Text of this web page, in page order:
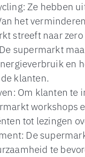
Ze hebben
het
streeft naar zero
supermarkt
en
klanten.
Om klanten te
workshops
tot lezingen
De
te